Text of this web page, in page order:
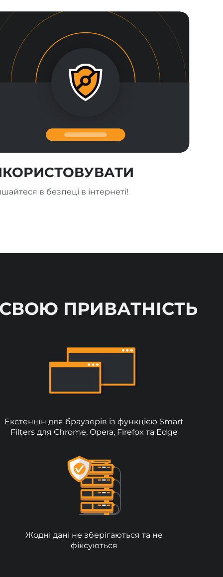
в безпеці в інтернеті!
ПРИВАТНІСТЬ
Екстеншн для браузерів із функцією Smart
Filters для Chrome, Opera, Firefox та Edge
Жодні дані не зберігаються та не
фіксуються